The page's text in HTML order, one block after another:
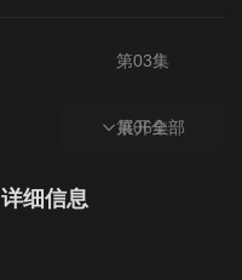
第03集
第06集
展开全部
细信息